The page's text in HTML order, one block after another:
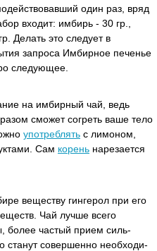
один раз, вряд
входит: имбирь - 30 гр.,
Делать это следует в
запроса Имбирное печенье
следующее.
на имбирный чай, ведь
сможет согреть ваше тело
употреблять с лимоном,
Сам корень нарезается
веществу гингерол при его
Чай лучше всего
более частый прием силь-
станут совершенно необходи-